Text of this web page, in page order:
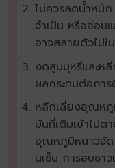
ไม่ควรลดน้ำหนัก
จำเป็น หรืออ่อน
อาจสลายตัวไปใ
งดสูบบุหรี่และหลี
ผลกระทบต่อกา
หลีกเลี่ยงอุณหภูมิ
มันที่เติมเข้าไป
อุณหภูมิหนาวจัด
นเซ็น การอบซาว